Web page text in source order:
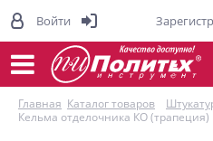
Главная Каталог товаров
Кельма отделочника КО (трапеция)
Войти